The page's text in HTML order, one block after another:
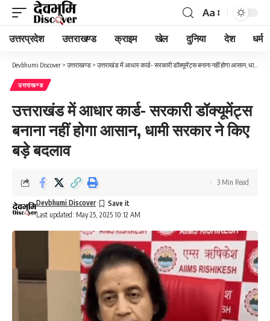
Font
Resizer
Aa
उत्तरप्रदेश उत्तराखण्ड क्राइम खेल दुनिया देश धर्म
Devbhumi Discover > उत्तराखण्ड > उत्तराखंड में आधार कार्ड- सरकारी डॉक्यूमेंट्स बनाना नहीं होगा आसान, धामी सरकार ने किए बड़े बदलाव
उत्तराखण्ड
उत्तराखंड में आधार कार्ड- सरकारी डॉक्यूमेंट्स
बनाना नहीं होगा आसान, धामी सरकार ने किए
बड़े बदलाव
Last updated: May 25, 2025 10:12 AM
Devbhumi Discover
3 Min Read